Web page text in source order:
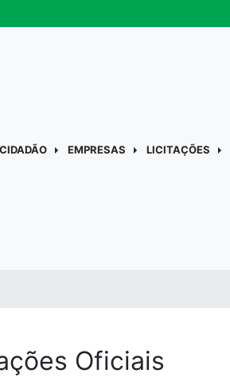
CIDADÃO EMPRESAS LICITAÇÕES
Oficiais